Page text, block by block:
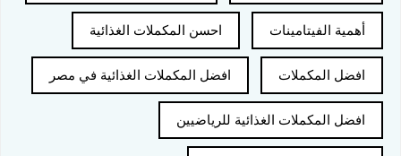
أهمية الفيتامينات احسن المكملات الغذائية
افضل المكملات افضل المكملات الغذائية في مصر
افضل المكملات الغذائية للرياضيين